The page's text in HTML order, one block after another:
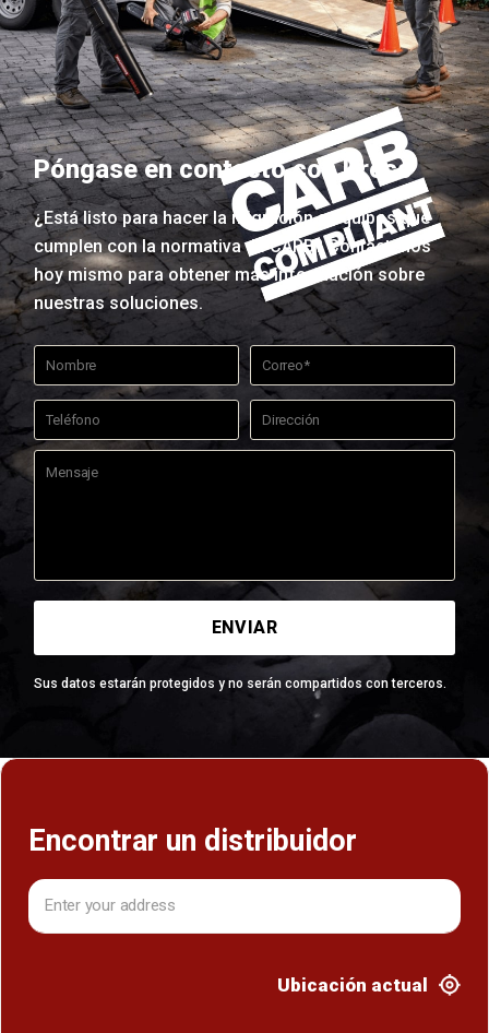
Póngase en contacto con Kress
¿Está listo para hacer la migración a equipos que
cumplen con la normativa de CARB? Contáctenos
hoy mismo para obtener más información sobre
nuestras soluciones.
Sus datos estarán protegidos y no serán compartidos con terceros.
Encontrar un distribuidor
Ubicación actual